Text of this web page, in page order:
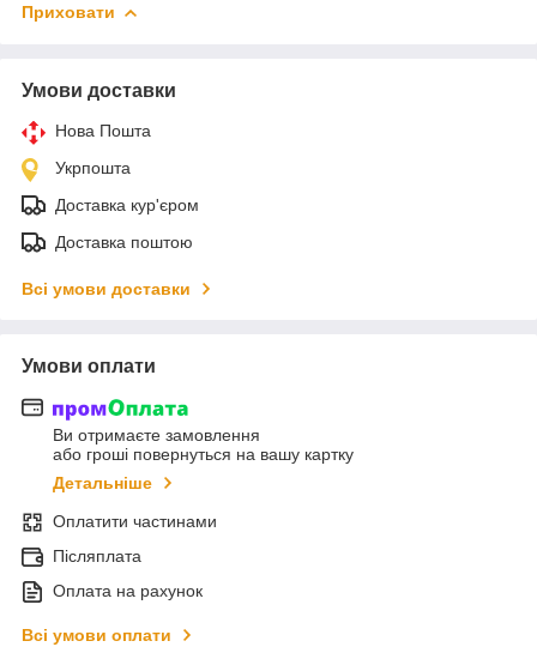
Приховати
Умови доставки
Нова Пошта
Укрпошта
Доставка кур'єром
Доставка поштою
Всі умови доставки
Умови оплати
Ви отримаєте замовлення
або гроші повернуться на вашу картку
Детальніше
Оплатити частинами
Післяплата
Оплата на рахунок
Всі умови оплати